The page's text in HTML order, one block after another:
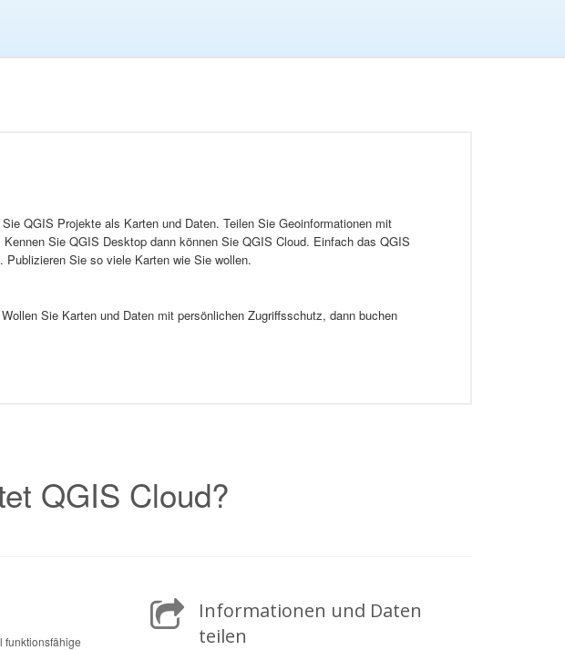
QGIS Projekte als Karten und Daten. Teilen Sie Geoinformationen mit
Sie QGIS Desktop dann können Sie QGIS Cloud. Einfach das QGIS
Sie so viele Karten wie Sie wollen.
Sie Karten und Daten mit persönlichen Zugriffsschutz, dann buchen
QGIS Cloud?
funktionsfähige
Informationen und Daten
teilen